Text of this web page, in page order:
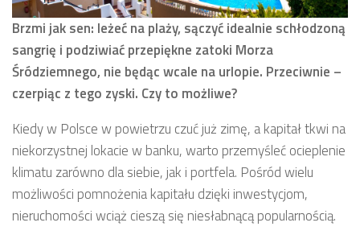
Brzmi jak sen: leżeć na plaży, sączyć idealnie schłodzoną
sangrię i podziwiać przepiękne zatoki Morza
Śródziemnego, nie będąc wcale na urlopie. Przeciwnie –
czerpiąc z tego zyski. Czy to możliwe?
Kiedy w Polsce w powietrzu czuć już zimę, a kapitał tkwi na
niekorzystnej lokacie w banku, warto przemyśleć ocieplenie
klimatu zarówno dla siebie, jak i portfela. Pośród wielu
możliwości pomnożenia kapitału dzięki inwestycjom,
nieruchomości wciąż cieszą się niesłabnącą popularnością.